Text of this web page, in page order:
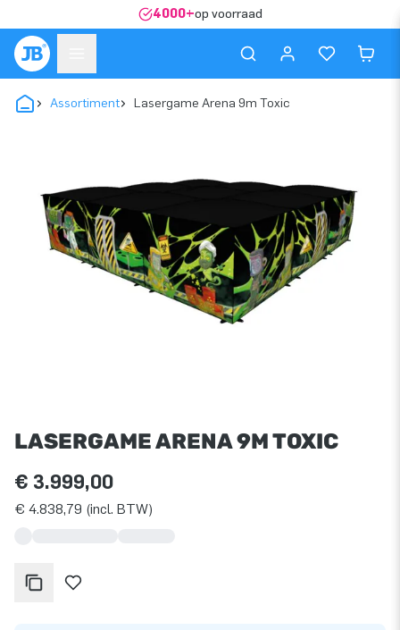
4000+op voorraad
Assortiment Lasergame Arena 9m Toxic
LASERGAME ARENA 9M TOXIC
€ 3.999,00
€ 4.838,79 (incl. BTW)